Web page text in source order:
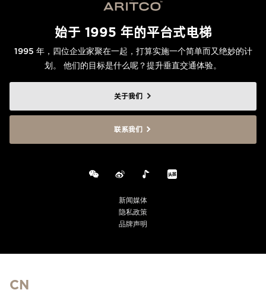
始于 1995 年的平台式电梯
1995 年，四位企业家聚在一起，打算实施一个简单而又绝妙的计
划。 他们的目标是什么呢？提升垂直交通体验。
关于我们
联系我们
新闻媒体
隐私政策
品牌声明
CN